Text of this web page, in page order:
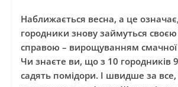
Наближається весна, а це
городники знову займуться
справою – вирощуванням смачної
Чи знаєте ви, що з 10 городників
садять помідори. І швидше за